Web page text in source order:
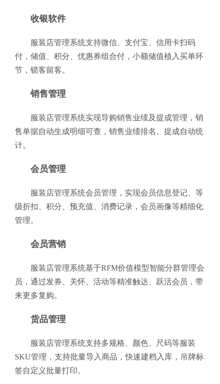
收银软件
服装店管理系统支持微信、支付宝、信用卡扫码
付，储值、积分、优惠券组合付，小额储值植入买单环
节，锁客留客。
销售管理
服装店管理系统实现导购销售业绩及提成管理，销
售单据自动生成明细可查，销售业绩排名、提成自动统
计。
会员管理
服装店管理系统会员管理，实现会员信息登记、等
级折扣、积分、预充值、消费记录，会员画像等精细化
管理。
会员营销
服装店管理系统基于RFM价值模型智能分群管理会
员，通过发券、关怀、活动等精准触达、跃活会员，带
来更多复购。
货品管理
服装店管理系统支持多规格、颜色、尺码等服装
SKU管理，支持批量导入商品，快速建档入库，吊牌标
签自定义批量打印。